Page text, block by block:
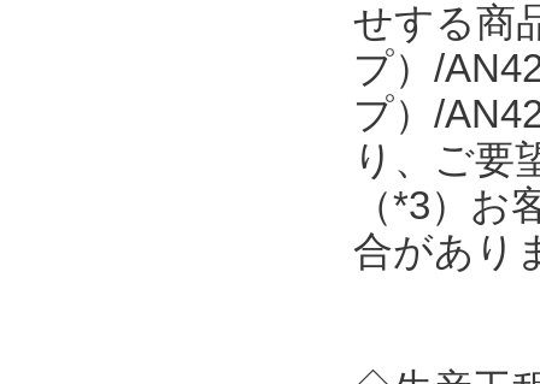
せする商
プ）/
プ）/
り、ご
（*3）
合があり